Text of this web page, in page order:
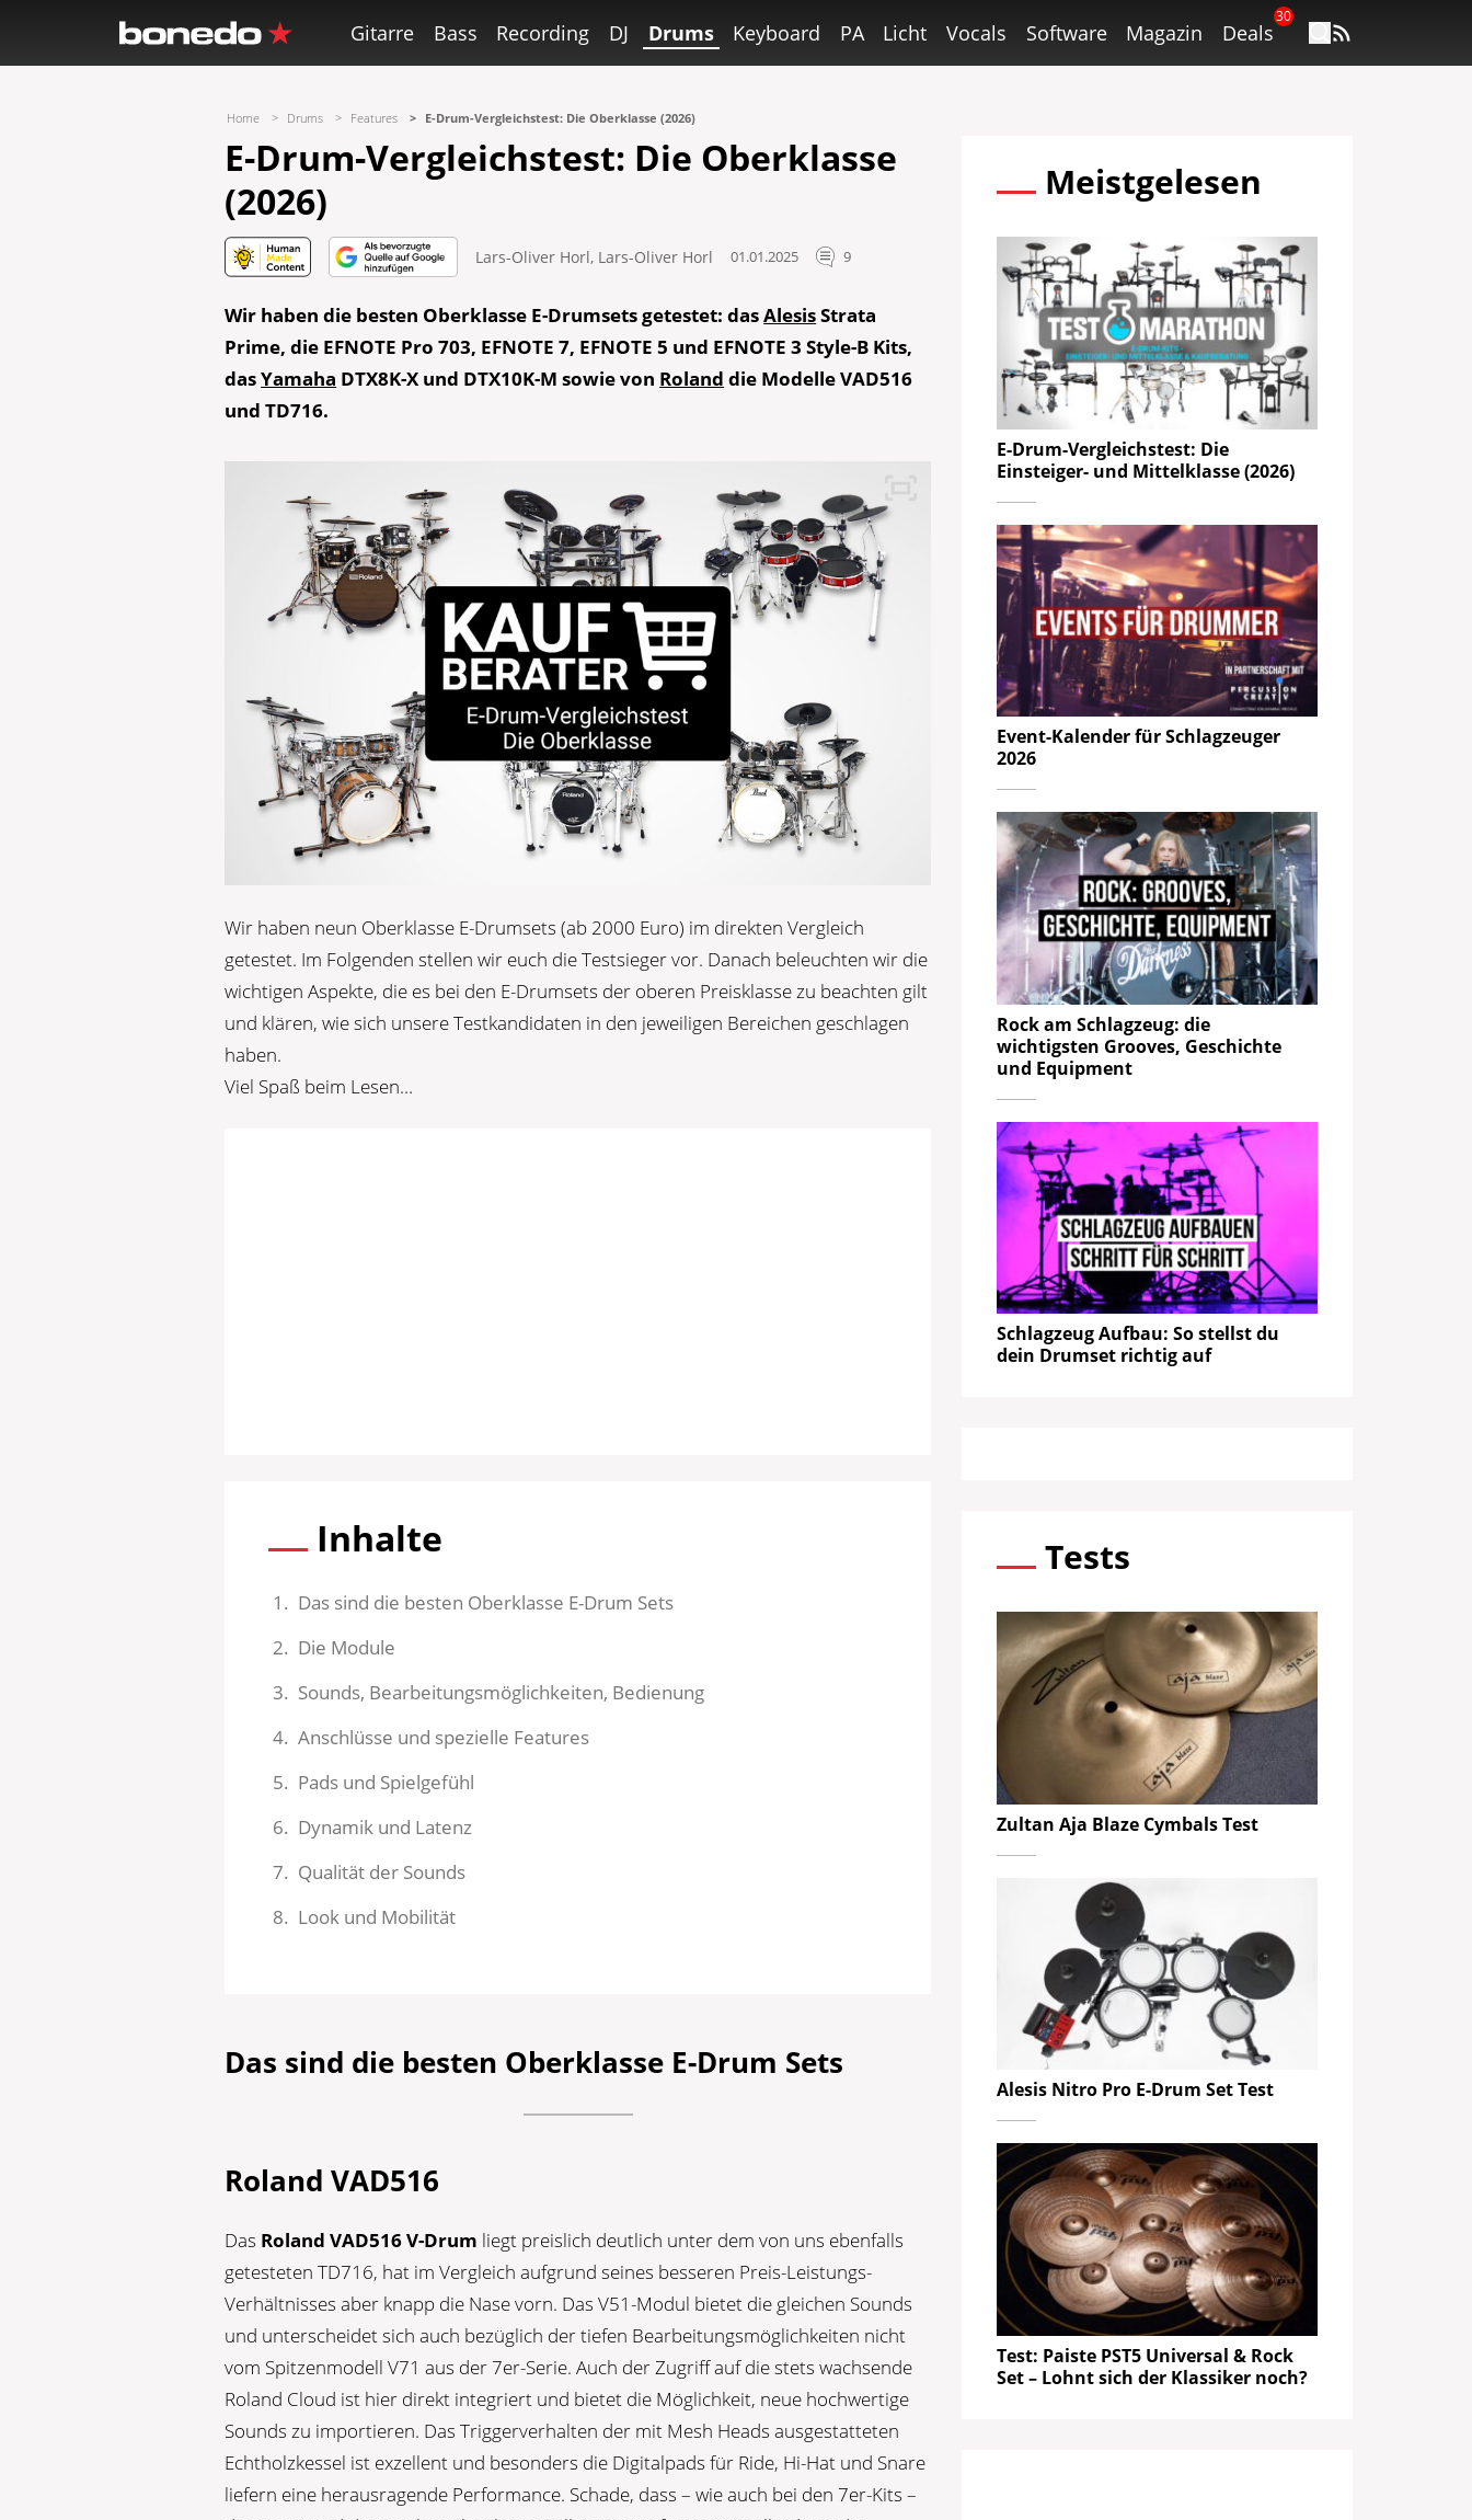
Gitarre Bass Recording DJ Drums Keyboard PA Licht Vocals Software Magazin Deals
30
Home Drums Features E-Drum-Vergleichstest: Die Oberklasse (2026)
E-Drum-Vergleichstest: Die Oberklasse
(2026)
Lars-Oliver Horl, Lars-Oliver Horl 01.01.2025 9
Wir haben die besten Oberklasse E-Drumsets getestet: dasAlesisStrata
Prime, die EFNOTE Pro 703, EFNOTE 7, EFNOTE 5 und EFNOTE 3 Style-B Kits,
dasYamaha DTX8K-X und DTX10K-M sowie von Roland die Modelle VAD516
und TD716.
Wir haben neun Oberklasse E-Drumsets (ab 2000 Euro) im direkten Vergleich
getestet. Im Folgenden stellen wir euch die Testsieger vor. Danach beleuchten wir die
wichtigen Aspekte, die es bei den E-Drumsets der oberen Preisklasse zu beachten gilt
und klären, wie sich unsere Testkandidaten in den jeweiligen Bereichen geschlagen
haben.
Viel Spaß beim Lesen…
Inhalte
Das sind die besten Oberklasse E-Drum Sets
Die Module
Sounds, Bearbeitungsmöglichkeiten, Bedienung
Anschlüsse und spezielle Features
Pads und Spielgefühl
Dynamik und Latenz
Qualität der Sounds
Look und Mobilität
Das sind die besten Oberklasse E-Drum Sets
Roland VAD516
Das Roland VAD516 V-Drum liegt preislich deutlich unter dem von uns ebenfalls
getesteten TD716, hat im Vergleich aufgrund seines besseren Preis-Leistungs-
Verhältnisses aber knapp die Nase vorn. Das V51-Modul bietet die gleichen Sounds
und unterscheidet sich auch bezüglich der tiefen Bearbeitungsmöglichkeiten nicht
vom Spitzenmodell V71 aus der 7er-Serie. Auch der Zugriff auf die stets wachsende
Roland Cloud ist hier direkt integriert und bietet die Möglichkeit, neue hochwertige
Sounds zu importieren. Das Triggerverhalten der mit Mesh Heads ausgestatteten
Echtholzkessel ist exzellent und besonders die Digitalpads für Ride, Hi-Hat und Snare
liefern eine herausragende Performance. Schade, dass – wie auch bei den 7er-Kits –
Meistgelesen
E-Drum-Vergleichstest: Die
Einsteiger- und Mittelklasse (2026)
Event-Kalender für Schlagzeuger
2026
Rock am Schlagzeug: die
wichtigsten Grooves, Geschichte
und Equipment
Schlagzeug Aufbau: So stellst du
dein Drumset richtig auf
Tests
Zultan Aja Blaze Cymbals Test
Alesis Nitro Pro E-Drum Set Test
Test: Paiste PST5 Universal & Rock
Set – Lohnt sich der Klassiker noch?